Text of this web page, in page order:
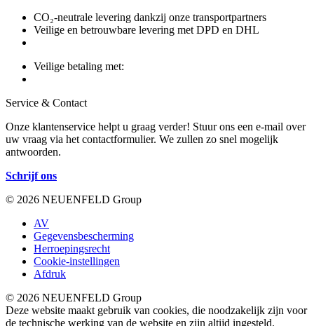
CO₂-neutrale levering dankzij onze transportpartners
Veilige en betrouwbare levering met DPD en DHL
Veilige betaling met:
Service & Contact
Onze klantenservice helpt u graag verder! Stuur ons een e-mail over
uw vraag via het contactformulier. We zullen zo snel mogelijk
antwoorden.
Schrijf ons
© 2026 NEUENFELD Group
AV
Gegevensbescherming
Herroepingsrecht
Cookie-instellingen
Afdruk
© 2026 NEUENFELD Group
Deze website maakt gebruik van cookies, die noodzakelijk zijn voor
de technische werking van de website en zijn altijd ingesteld.